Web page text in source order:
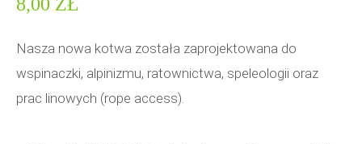
Nasza nowa kotwa została zaprojektowana do
wspinaczki, alpinizmu, ratownictwa, speleologii oraz
prac linowych (rope access).